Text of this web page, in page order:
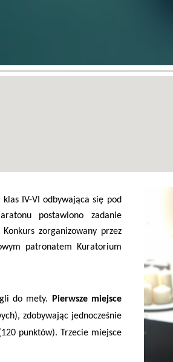
IV-VI odbywająca się pod
postawiono zadanie
zorganizowany przez
patronatem Kuratorium
do mety.
Pierwsze miejsce
zdobywając jednocześnie
punktów). Trzecie miejsce